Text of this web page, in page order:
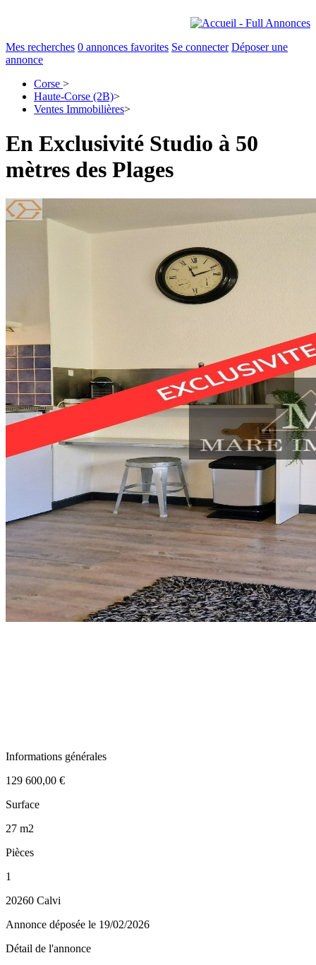
Mes recherches 0 annonces favorites Se connecter Déposer une
annonce
Corse >
Haute-Corse (2B)>
Ventes Immobilières>
En Exclusivité Studio à 50
mètres des Plages
Informations générales
129 600,00 €
Surface
27 m2
Pièces
1
20260 Calvi
Annonce déposée le 19/02/2026
Détail de l'annonce